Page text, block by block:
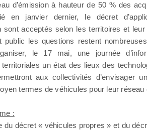
d’émission à hauteur de 50 % des
en janvier dernier, le décret
sont acceptés selon les territoires et
public les questions restent
le 17 mai, une journée
un état des lieux des
aux collectivités d’envisager
termes de véhicules pour leur réseau
:
du décret « véhicules propres » et du